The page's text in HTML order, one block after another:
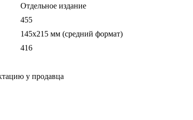
Отдельное издание
455
145х215 мм (средний формат)
416
у продавца